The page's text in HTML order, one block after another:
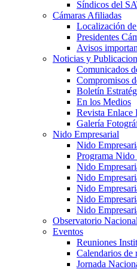
Síndicos del
Cámaras Afiliadas
Localización
Presidentes
Avisos
Noticias y
Comunicados
Compromisos
Boletín
En los Medios
Revista Enlace
Galería
Nido Empresarial
Nido
Programa
Nido
Nido
Nido
Nido
Nido
Observatorio
Eventos
Reuniones
Calendarios de
Jornada